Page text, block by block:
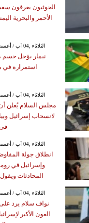
الحوثيون يغرقون
الأحمر والبحرية
GMT 16:04 2026 الثلاثاء ,04 آب / أغسطس
نيمار يؤجل حسم
استمراره في
GMT 12:50 2026 الثلاثاء ,04 آب / أغسطس
مجلس السلام يُعلن
لانسحاب إسرائيل
GMT 12:37 2026 الثلاثاء ,04 آب / أغسطس
انطلاق جولة
وإسرائيل في
المحادثات
GMT 14:18 2026 الثلاثاء ,04 آب / أغسطس
نواف سلام يرد
العون الأكبر